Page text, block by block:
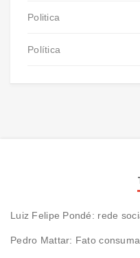
Politica
Política
Luiz Felipe Pondé: rede
Pedro Mattar: Fato